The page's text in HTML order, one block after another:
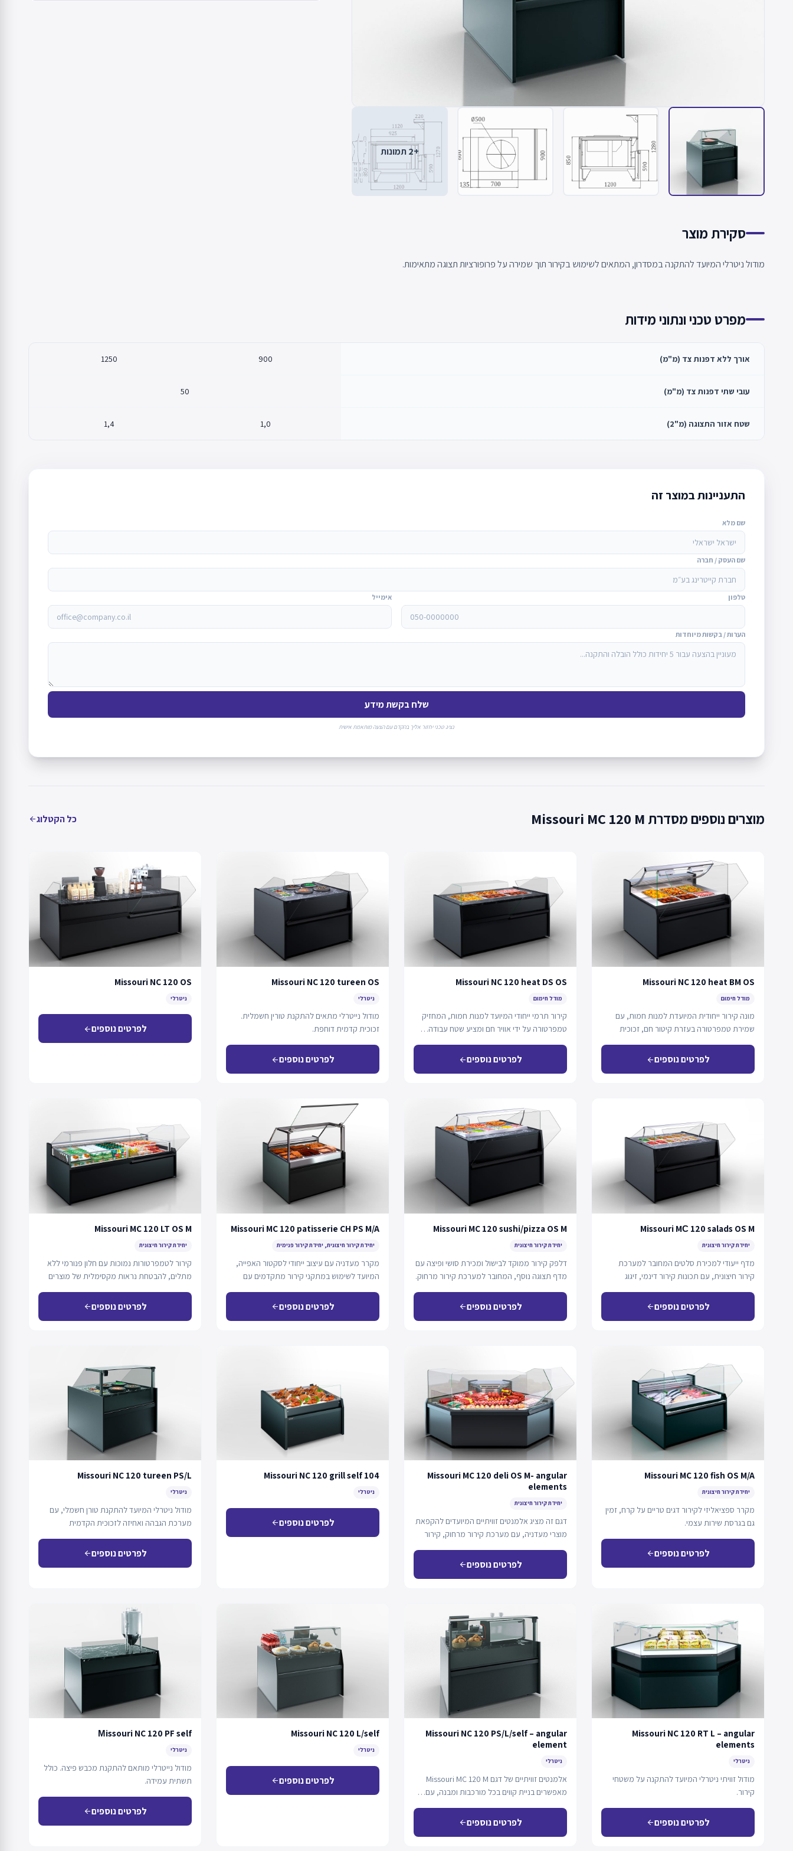
+2 תמונות
סקירת מוצר
מודול ניטרלי המיועד להתקנה במסדרון, המתאים לשימוש בקירור תוך שמירה על פרופורציות תצוגה מתאימות.
מפרט טכני ונתוני מידות
אורך ללא דפנות צד (מ"מ) 900
1250
עובי שתי דפנות צד (מ"מ) 50
שטח אזור התצוגה (מ"2) 1,0
1,4
התעניינות במוצר זה
שם מלא
שם העסק / חברה
טלפון אימייל
הערות / בקשות מיוחדות
שלח בקשת מידע
נציג טכני יחזור אליך בהקדם עם הצעה מותאמת אישית
מוצרים נוספים מסדרת Missouri MC 120 M כל הקטלוגarrow_back
Missouri NC 120 heat BM OS
מודל חימום
מונה קירור ייחודית המיועדת למנות חמות, עם
שמירת טמפרטורה בעזרת קיטור חם, זכוכית
לפרטים נוספיםarrow_back
Missouri NC 120 heat DS OS
מודל חימום
קירור תרמי ייחודי המיועד למנות חמות, המחזיק
טמפרטורה על ידי אוויר חם ומציע שטח עבודה…
לפרטים נוספיםarrow_back
Missouri NC 120 tureen OS
ניטרלי
מודול נייטרלי מתאים להתקנת טורין חשמלית.
זכוכית קדמית דוחפת.
לפרטים נוספיםarrow_back
Missouri NC 120 OS
ניטרלי
לפרטים נוספיםarrow_back
Missouri MС 120 salads OS M
יחידת קירור חיצונית
מדף ייעודי למכירת סלטים המחובר למערכת
קירור חיצונית, עם תכונות קירור דינמי, זיגוג
לפרטים נוספיםarrow_back
Missouri MC 120 sushi/pizza OS M
יחידת קירור חיצונית
דלפק קירור ממוקד לבישול ומכירת סושי ופיצה עם
מדף תצוגה נוסף, המחובר למערכת קירור מרחוק.
לפרטים נוספיםarrow_back
Missouri MC 120 patisserie CH PS M/A
יחידת קירור חיצונית, יחידת קירור פנימית
מקרר מעדניה עם עיצוב ייחודי לסקטור האפייה,
המיועד לשימוש במתקני קירור מתקדמים עם
לפרטים נוספיםarrow_back
Missouri MC 120 LT OS M
יחידת קירור חיצונית
קירור לטמפרטורות נמוכות עם חלון פנורמי ללא
מתלים, להבטחת נראות מקסימלית של מוצרים
לפרטים נוספיםarrow_back
Missouri MC 120 fish OS M/A
יחידת קירור חיצונית
מקרר ספציאליזי לקירור דגים טריים על קרח, זמין
גם בגרסת שירות עצמי.
לפרטים נוספיםarrow_back
Missouri MC 120 deli OS M- angular
elements
יחידת קירור חיצונית
דגם זה מציג אלמנטים זוויתיים המיועדים להקפאת
מוצרי מעדניה, עם מערכת קירור מרחוק, קירור
לפרטים נוספיםarrow_back
Missouri NC 120 grill self 104
ניטרלי
לפרטים נוספיםarrow_back
Missouri NC 120 tureen PS/L
ניטרלי
מודול ניטרלי המיועד להתקנת טורן חשמלי, עם
מערכת הגבהה ואחיזה לזכוכית הקדמית
לפרטים נוספיםarrow_back
Missouri NC 120 RT L – angular
elements
ניטרלי
מודול זוויתי ניטרלי המיועד להתקנה על משטחי
קירור.
לפרטים נוספיםarrow_back
Missouri NC 120 PS/L/self – angular
element
ניטרלי
אלמנטים זוויתיים של דגם Missouri MC 120 M
מאפשרים בניית קווים בכל מורכבות ומבנה, עם…
לפרטים נוספיםarrow_back
Missouri NC 120 L/self
ניטרלי
לפרטים נוספיםarrow_back
Мissouri NC 120 PF self
ניטרלי
מודול נייטרלי מותאם להתקנת מכבש פיצה. כולל
תשתית עמידה.
לפרטים נוספיםarrow_back